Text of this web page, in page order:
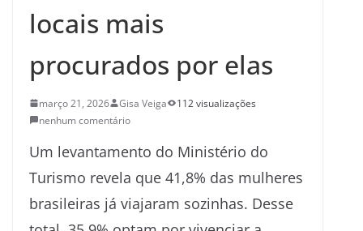
locais mais
procurados por elas
março 21, 2026 Gisa Veiga
112 visualizações
nenhum comentário
Um levantamento do Ministério do
Turismo revela que 41,8% das mulheres
brasileiras já viajaram sozinhas. Desse